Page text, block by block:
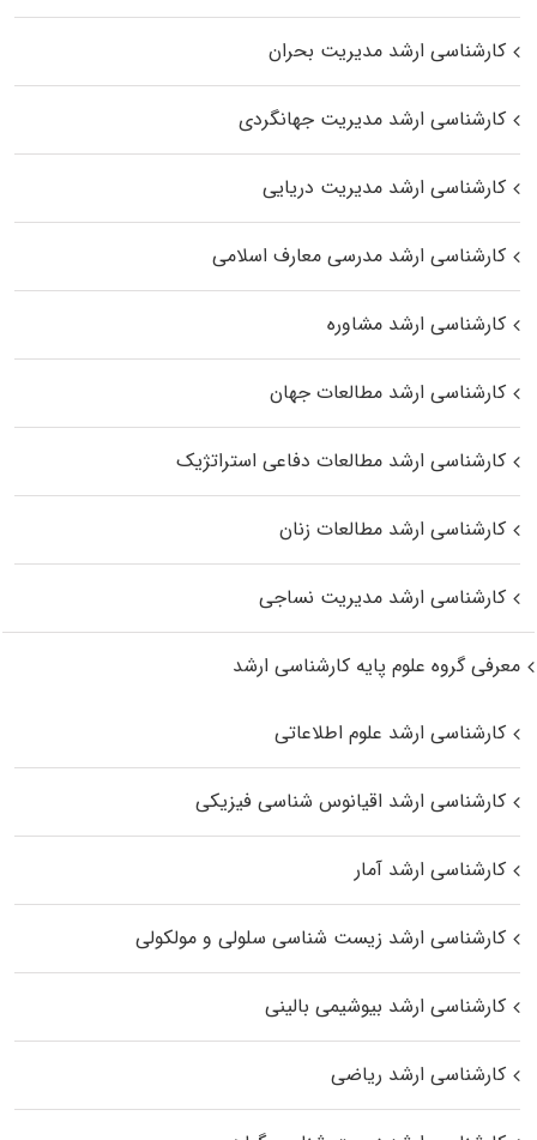
کارشناسی ارشد مدیریت بحران
کارشناسی ارشد مدیریت جهانگردی
کارشناسی ارشد مدیریت دریایی
کارشناسی ارشد مدرسی معارف اسلامی
کارشناسی ارشد مشاوره
کارشناسی ارشد مطالعات جهان
کارشناسی ارشد مطالعات دفاعی استراتژیک
کارشناسی ارشد مطالعات زنان
کارشناسی ارشد مدیریت نساجی
معرفی گروه علوم پایه کارشناسی ارشد
کارشناسی ارشد علوم اطلاعاتی
کارشناسی ارشد اقیانوس‌ شناسی فیزیکی
کارشناسی ارشد آمار
کارشناسی ارشد زیست شناسی سلولی و مولکولی
کارشناسی ارشد بیوشیمی بالینی
کارشناسی ارشد ریاضی